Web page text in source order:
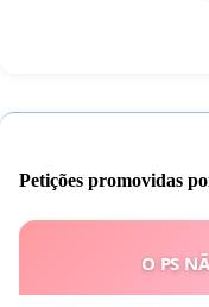
Petições promovidas
O PS